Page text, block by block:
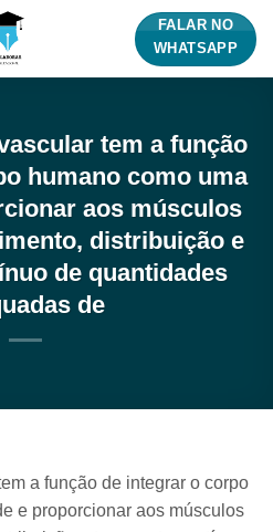
FALAR NO
WHATSAPP
tem a função
humano como uma
aos músculos
distribuição e
de quantidades
de
a função de integrar o corpo
e proporcionar aos músculos